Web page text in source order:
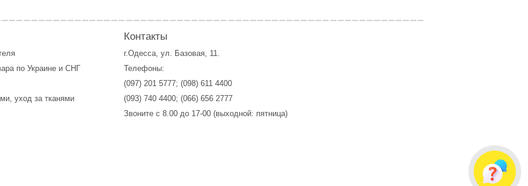
по Украине и СНГ
уход за тканями
Контакты
г.Одесса, ул. Базовая, 11.
Телефоны:
(097) 201 5777; (098) 611 4400
(093) 740 4400; (066) 656 2777
Звоните с 8.00 до 17-00 (выходной: пятница)